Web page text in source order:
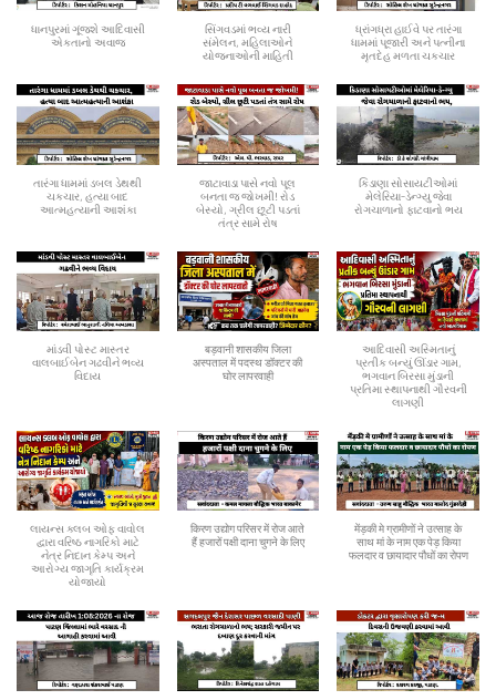
ધાનપુરમાં ગૂંજશે આદિવાસી
એકતાનો અવાજ
સિંગવડમાં ભવ્ય નારી
સંમેલન, મહિલાઓને
યોજનાઓની માહિતી
ધ્રાંગધ્રા હાઈવે પર તારંગા
ધામમાં પૂજારી અને પત્નીના
મૃતદેહ મળતા ચકચાર
તારંગા ધામમાં ડબલ ડેથથી
ચકચાર, હત્યા બાદ
આત્મહત્યાની આશંકા
જાટાવાડા પાસે નવો પૂલ
બનતા જ જોખમી! રોડ
બેસ્યો, ગ્રીલ છૂટી પડતાં
તંત્ર સામે રોષ
કિડાણા સોસાયટીઓમાં
મેલેરિયા-ડેન્ગ્યુ જેવા
રોગચાળાનો ફાટવાનો ભય
માંડવી પોસ્ટ માસ્તર
વાલબાઈબેન ગઢવીને ભવ્ય
વિદાય
बड़वानी शासकीय जिला
अस्पताल में पदस्थ डॉक्टर की
घोर लापरवाही
આદિવાસી અસ્મિતાનું
પ્રતીક બન્યું ઊંડાર ગામ,
ભગવાન બિરસા મુંડાની
પ્રતિમા સ્થાપનાથી ગૌરવની
લાગણી
લાયન્સ ક્લબ ઓફ વાવોલ
દ્વારા વરિષ્ઠ નાગરિકો માટે
નેત્ર નિદાન કેમ્પ અને
આરોગ્ય જાગૃતિ કાર્યક્રમ
યોજાયો
किरण उद्योग परिसर में रोज आते
हैं हजारों पक्षी दाना चुगने के लिए
मेंड़की मे ग्रामीणों ने उत्साह के
साथ मां के नाम एक पेड़ किया
फलदार व छायादार पौधों का रोपण